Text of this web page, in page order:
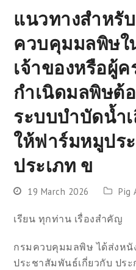
แนวทางสำหรั
ควบคุมมลพิษใ
เจ้าของหรือผู้
กำเนิดมลพิษต้
ระบบบำบัดน้ำ
ให้ฟาร์มหมูปร
ประเภท ข
19 March 2026 Pig
เรียน ทุกท่าน เรื่องสำคัญ
กรมควบคุมมลพิษ ได้ส่งหนั
ประชาสัมพันธ์เกี่ยวกับ ปร